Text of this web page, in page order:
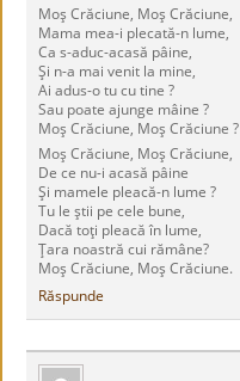
Moş Crăciune, Moş Crăciune,
Mama mea-i plecată-n lume,
Ca s-aduc-acasă pâine,
Şi n-a mai venit la mine,
Ai adus-o tu cu tine ?
Sau poate ajunge mâine ?
Moş Crăciune, Moş Crăciune ?
Moş Crăciune, Moş Crăciune,
De ce nu-i acasă pâine
Şi mamele pleacă-n lume ?
Tu le ştii pe cele bune,
Dacă toţi pleacă în lume,
Ţara noastră cui rămâne?
Moş Crăciune, Moş Crăciune.
Răspunde